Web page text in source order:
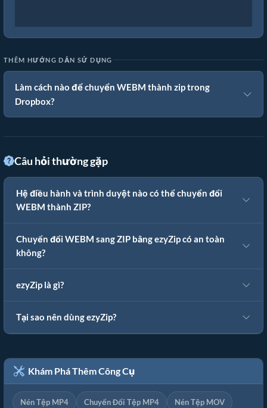
THÊM HƯỚNG DẪN SỬ DỤNG
Làm cách nào để chuyển WEBM thành zip trong
Dropbox?
Câu hỏi thường gặp
Hệ điều hành và trình duyệt nào có thể chuyển đổi
WEBM thành ZIP?
Chuyển đổi WEBM sang ZIP bằng ezyZip có an toàn
không?
ezyZip là gì?
Tại sao nên dùng ezyZip?
Khám Phá Thêm Công Cụ
Nén Tệp MP4 Chuyển Đổi Tệp MP4 Nén Tệp MOV